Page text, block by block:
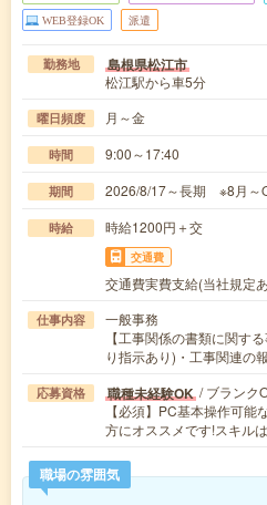
WEB登録OK 派遣
勤務地 島根県松江市
松江駅から車5分
曜日頻度 月～金
時間 9:00～17:40
期間 2026/8/17～長期 ※8月～
時給 時給1200円＋交
交通費
交通費実費支給(当社規定
仕事内容
一般事務
【工事関係の書類に関す
り指示あり)・工事関連の
応募資格 職種未経験OK / ブランク
【必須】PC基本操作可
方にオススメです!スキル
職場の雰囲気